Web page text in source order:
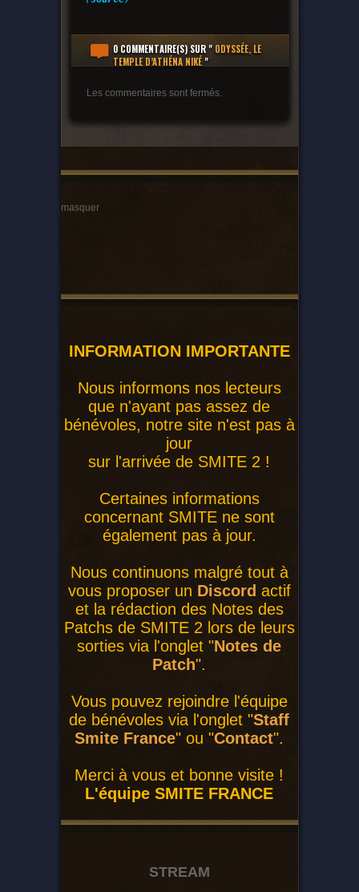
0 COMMENTAIRE(S)SUR " ODYSSÉE, LE
TEMPLE D’ATHÉNA NIKÉ"
Les commentaires sont fermés.
masquer
INFORMATION IMPORTANTE
Nous informons nos lecteurs
que n'ayant pas assez de
bénévoles, notre site n'est pas à
jour
sur l'arrivée de SMITE 2 !
Certaines informations
concernant SMITE ne sont
également pas à jour.
Nous continuons malgré tout à
vous proposer un Discord actif
et la rédaction des Notes des
Patchs de SMITE 2 lors de leurs
sorties via l'onglet "Notes de
Patch".
Vous pouvez rejoindre l'équipe
de bénévoles via l'onglet "Staff
Smite France" ou "Contact".
Merci à vous et bonne visite !
L'équipe SMITE FRANCE
STREAM